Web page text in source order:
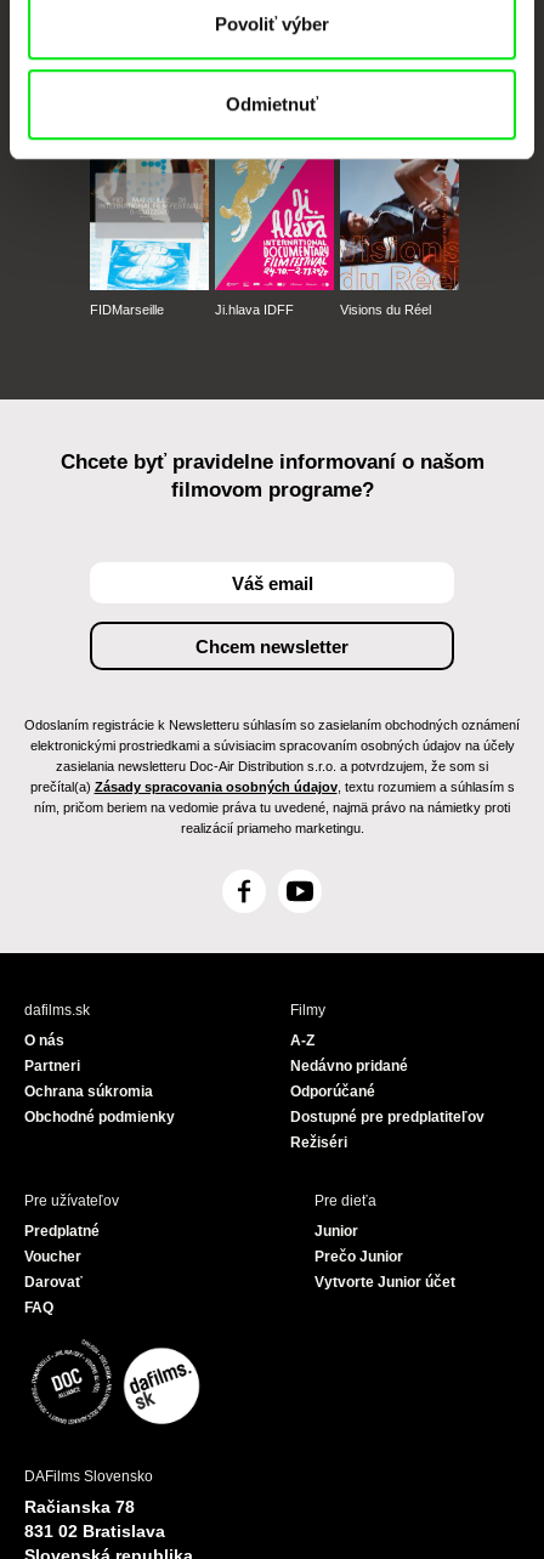
Povoliť výber
OdmietnuťAgainst Gravity
FIDMarseille Ji.hlava IDFF Visions du Réel
Chcete byť pravidelne informovaní o našom
filmovom programe?
Odoslaním registrácie k Newsletteru súhlasím so zasielaním obchodných oznámení
elektronickými prostriedkami a súvisiacim spracovaním osobných údajov na účely
zasielania newsletteru Doc-Air Distribution s.r.o. a potvrdzujem, že som si
prečítal(a) Zásady spracovania osobných údajov, textu rozumiem a súhlasím s
ním, pričom beriem na vedomie práva tu uvedené, najmä právo na námietky proti
realizácií priameho marketingu.
F
c
Y
u
e
dafilms.sk
O nás
Partneri
Ochrana súkromia
Obchodné podmienky
Filmy
A-Z
Nedávno pridané
Odporúčané
Dostupné pre predplatiteľov
Režiséri
Pre užívateľov
Predplatné
Voucher
Darovať
FAQ
Pre dieťa
Junior
Prečo Junior
Vytvorte Junior účet
DAFilms Slovensko
Račianska 78
831 02 Bratislava
Slovenská republika